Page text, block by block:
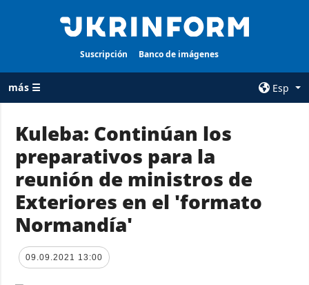
Suscripción Banco de imágenes
más ☰
Esp
TODAS LAS
CATEGORÍAS
Guerra
Reconstrucción
de Ucrania
Política
Economía
AGENCIA
sobre la agencia
contacto
Kuleba: Continúan los
preparativos para la
reunión de ministros de
Exteriores en el 'formato
Normandía'
09.09.2021 13:00